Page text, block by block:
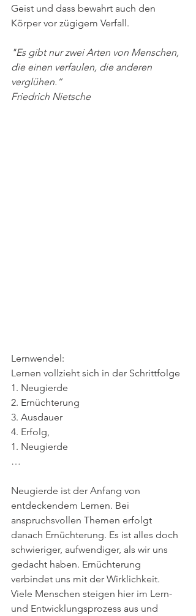
Geist und dass bewahrt auch den
Körper vor zügigem Verfall.
"Es gibt nur zwei Arten von Menschen,
die einen verfaulen, die anderen
verglühen.“
Friedrich Nietsche
Lernwendel:
Lernen vollzieht sich in der Schrittfolge
1. Neugierde
2. Ernüchterung
3. Ausdauer
4. Erfolg,
1. Neugierde
…
Neugierde ist der Anfang von
entdeckendem Lernen. Bei
anspruchsvollen Themen erfolgt
danach Ernüchterung. Es ist alles doch
schwieriger, aufwendiger, als wir uns
gedacht haben. Ernüchterung
verbindet uns mit der Wirklichkeit.
Viele Menschen steigen hier im Lern-
und Entwicklungsprozess aus und